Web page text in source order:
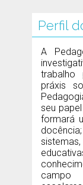
Perfil
A
trabalho
práxis
seu
formará
campo